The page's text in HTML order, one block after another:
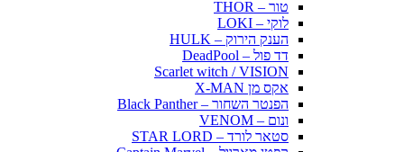
טור – THOR
לוקי – LOKI
הענק הירוק – HULK
דד פול – DeadPool
Scarlet witch / VISION
אקס מן X-MAN
הפנטר השחור – Black Panther
ונום – VENOM
סטאר לורד – STAR LORD